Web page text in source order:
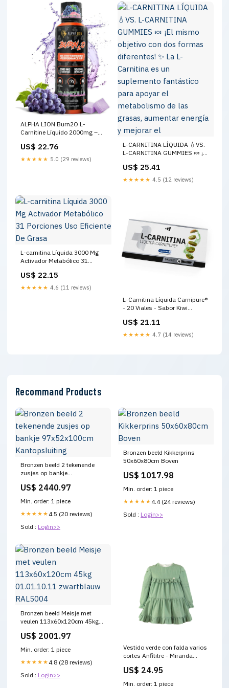
ALPHA LION Burn2O L-
Carnitine Líquido 2000mg –
termogénico súper libre de
estimulantes con MitoBurn® &
US$ 22.76
★★★★★ 5.0 (29 reviews)
L-CARNITINA LÍQUIDA 💧VS.
L-CARNITINA GUMMIES 🍬 ¡El
formas diferentes! ✨ La L-
Carnitina es un suplemento
fantástico para apoyar el
US$ 25.41
★★★★★ 4.5 (12 reviews)
L-carnitina Líquida 3000 Mg
Activador Metabólico 31
Grasa
US$ 22.15
★★★★★ 4.6 (11 reviews)
L-Carnitina Líquida Carnipure®
- 20 Viales - Sabor Kiwi
US$ 21.11
★★★★★ 4.7 (14 reviews)
Recommand Products
Bronzen beeld 2 tekenende
zusjes op bankje
US$ 2440.97
Min. order: 1 piece
★★★★★ 4.5 (20 reviews)
Sold : Login>>
Bronzen beeld Kikkerprins
50x60x80cm Boven
US$ 1017.98
Min. order: 1 piece
★★★★★ 4.4 (24 reviews)
Sold : Login>>
Bronzen beeld Meisje met
veulen 113x60x120cm 45kg
RAL5004
US$ 2001.97
Min. order: 1 piece
★★★★★ 4.8 (28 reviews)
Sold : Login>>
Vestido verde con falda varios
cortes Anfititre - Miranda
US$ 24.95
Min. order: 1 piece